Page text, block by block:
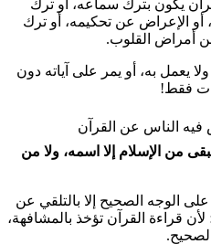
يكون بترك سماعه، أو ترك
أو الإعراض عن تحكيمه، أو ترك
أمراض القلوب.
يعمل به، أو يمر على آياته دون
فقط!
الناس عن القرآن
من الإسلام إلا اسمه، ولا من
على الوجه الصحيح إلا بالتلقي عن
لأن قراءة القرآن تؤخذ بالمشافهة،